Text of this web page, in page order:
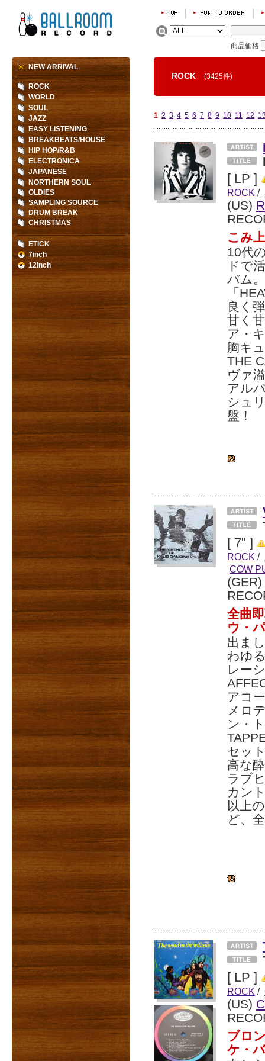
商品価格
ROCK (3425件)
1 2 3 4 5 6 7 8 9 10 11 12
[ LP ]
ROCK /
(US)
こみ
10代
ドで
バム
「
良く
甘く
ア・
胸キ
THE
ヴァ
アル
シュ
盤！
[ 7" ]
ROCK /
COW
(GER)
全曲
ウ・
出ま
わゆ
レー
アコ
メロ
ン・
セッ
高な
ラブ
カン
以上
ど、
[ LP ]
ROCK /
(US)
ブロ
ケ・
NEW ARRIVAL
ROCK
WORLD
SOUL
JAZZ
EASY LISTENING
BREAKBEATS/HOUSE
HIP HOP/R&B
ELECTRONICA
JAPANESE
NORTHERN SOUL
OLDIES
SAMPLING SOURCE
DRUM BREAK
CHRISTMAS
ETICK
7inch
12inch